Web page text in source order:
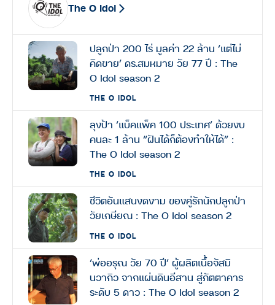
The O Idol
ปลูกป่า 200 ไร่ มูลค่า 22 ล้าน ‘แต่ไม่
คิดขาย’ ดร.สมหมาย วัย 77 ปี : The
O Idol season 2
THE O IDOL
ลุงป้า ‘แบ็คแพ็ค 100 ประเทศ’ ด้วยงบ
คนละ 1 ล้าน “ฝันได้ก็ต้องทำให้ได้” :
The O Idol season 2
THE O IDOL
ชีวิตอันแสนงดงาม ของคู่รักนักปลูกป่า
วัยเกษียณ : The O Idol season 2
THE O IDOL
‘พ่ออรุณ วัย 70 ปี’ ผู้ผลิตเนื้อจัสมิ
นวากิว จากแผ่นดินอีสาน สู่ภัตตาคาร
ระดับ 5 ดาว : The O Idol season 2